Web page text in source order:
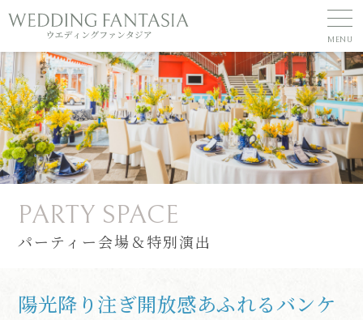
PARTY SPACE
パーティー会場＆特別演出
陽光降り注ぎ開放感あふれるバンケ